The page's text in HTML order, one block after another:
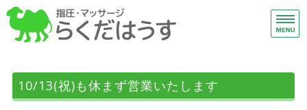
下
施術メニュー
10/13(祝)も休まず営業いたします